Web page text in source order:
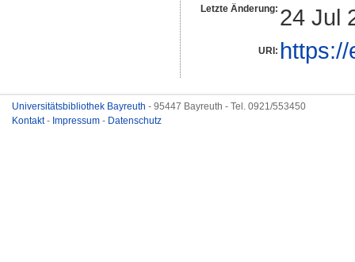
Letzte Änderung: 24 Jul
URI:
Universitätsbibliothek Bayreuth - 95447 Bayreuth - Tel. 0921/553450
Kontakt- Impressum - Datenschutz